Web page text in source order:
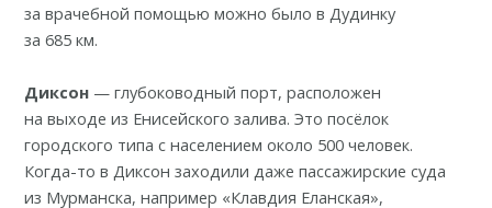
за врачебной помощью можно было в Дудинку
за 685 км.
Диксон — глубоководный порт,расположен
на выходе из Енисейского залива. Это посёлок
городского типа с населением около 500 человек.
Когда-то в Диксон заходили даже пассажирские суда
из Мурманска, например «Клавдия Еланская»,